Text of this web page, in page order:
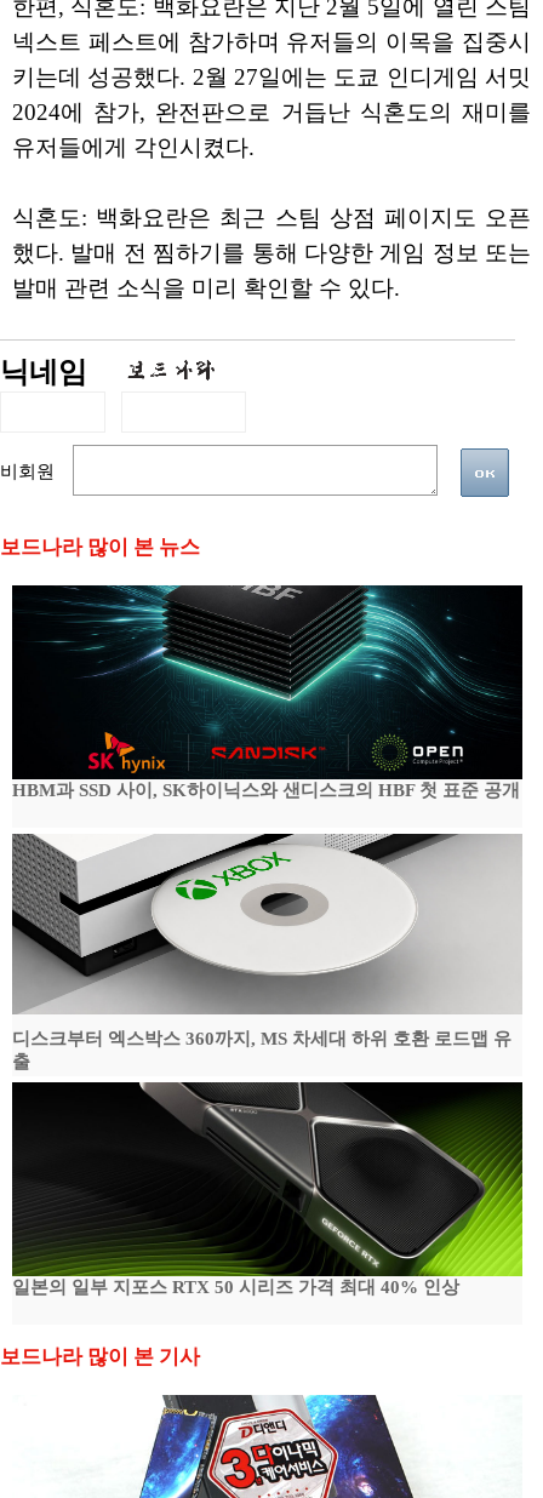
한편, 식혼도: 백화요란은 지난 2월 5일에 열린 스팀
넥스트 페스트에 참가하며 유저들의 이목을 집중시
키는데 성공했다. 2월 27일에는 도쿄 인디게임 서밋
2024에 참가, 완전판으로 거듭난 식혼도의 재미를
유저들에게 각인시켰다.
식혼도: 백화요란은 최근 스팀 상점 페이지도 오픈
했다. 발매 전 찜하기를 통해 다양한 게임 정보 또는
발매 관련 소식을 미리 확인할 수 있다.
닉네임
비회원
보드나라 많이 본 뉴스
HBM과 SSD 사이, SK하이닉스와 샌디스크의 HBF 첫 표준 공개
디스크부터 엑스박스 360까지, MS 차세대 하위 호환 로드맵 유
출
일본의 일부 지포스 RTX 50 시리즈 가격 최대 40% 인상
보드나라 많이 본 기사